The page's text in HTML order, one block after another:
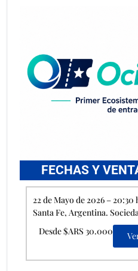
FECHAS Y
22 de Mayo de 2026 – 20:30
Santa Fe, Argentina.
Desde $ARS 30.000